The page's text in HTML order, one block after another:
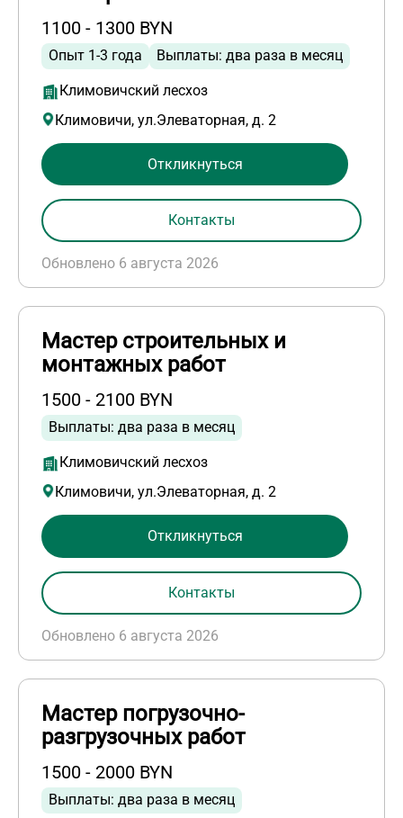
1100 - 1300 BYN
Опыт 1-3 года Выплаты: два раза в месяц
Климовичский лесхоз
Климовичи, ул.Элеваторная, д. 2
Обновлено 6 августа 2026
Откликнуться
Контакты
Мастер строительных и
монтажных работ
1500 - 2100 BYN
Выплаты: два раза в месяц
Климовичский лесхоз
Климовичи, ул.Элеваторная, д. 2
Обновлено 6 августа 2026
Откликнуться
Контакты
Мастер погрузочно-
разгрузочных работ
1500 - 2000 BYN
Выплаты: два раза в месяц